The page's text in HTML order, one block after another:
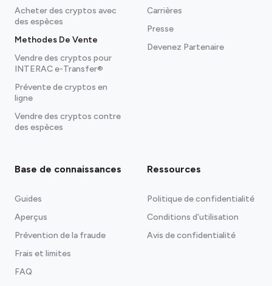
Acheter des cryptos avec
des espèces
Methodes De Vente
Vendre des cryptos pour
INTERAC e-Transfer®
Prévente de cryptos en
ligne
Vendre des cryptos contre
des espèces
Carrières
Presse
Devenez Partenaire
Base de connaissances
Guides
Aperçus
Prévention de la fraude
Frais et limites
FAQ
Ressources
Politique de confidentialité
Conditions d'utilisation
Avis de confidentialité